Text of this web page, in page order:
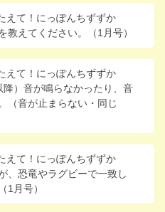
続きはこちら
貫
えて！にっぽんちずずか
教えてください。（1月号）
えて！にっぽんちずずか
）音が鳴らなかったり、音
（音が止まらない・同じ
えて！にっぽんちずずか
、恐竜やラグビーで一致し
1月号）